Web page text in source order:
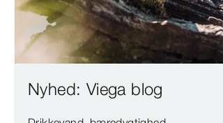
Nyhed: Viega blog